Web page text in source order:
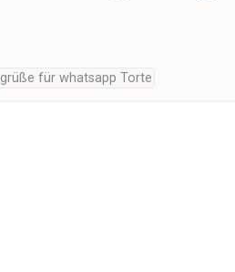
für whatsapp Torte